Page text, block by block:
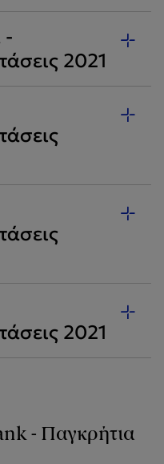
-
2021
2021
- Παγκρήτια